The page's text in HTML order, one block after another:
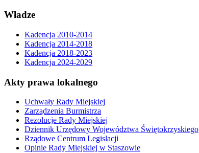
Władze
Kadencja 2010-2014
Kadencja 2014-2018
Kadencja 2018-2023
Kadencja 2024-2029
Akty prawa lokalnego
Uchwały Rady Miejskiej
Zarządzenia Burmistrza
Rezolucje Rady Miejskiej
Dziennik Urzędowy Województwa Świętokrzyskiego
Rządowe Centrum Legislacji
Opinie Rady Miejskiej w Staszowie